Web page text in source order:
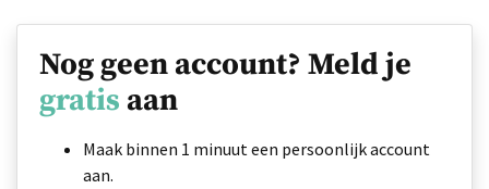
Nog geen account? Meld je
gratis aan
Maak binnen 1 minuut een persoonlijk account
aan.